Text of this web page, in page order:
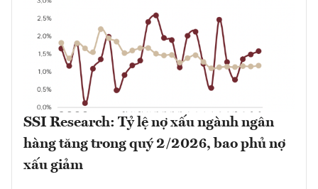
SSI Research: Tỷ lệ nợ xấu ngành ngân
hàng tăng trong quý 2/2026, bao phủ nợ
xấu giảm